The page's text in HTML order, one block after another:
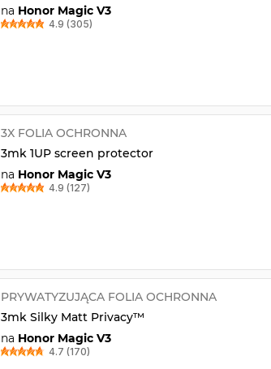
na Honor Magic V3
4.9 (305)
3X FOLIA OCHRONNA
3mk 1UP screen protector
na Honor Magic V3
4.9 (127)
PRYWATYZUJĄCA FOLIA OCHRONNA
3mk Silky Matt Privacy™
na Honor Magic V3
4.7 (170)